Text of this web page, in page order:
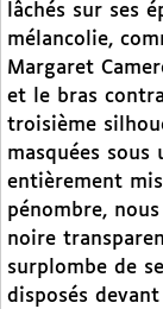
lâchés sur ses
mélancolie,
Margaret
et le bras
troisième
masquées
entièrement
pénombre,
noire
surplombe de
disposés